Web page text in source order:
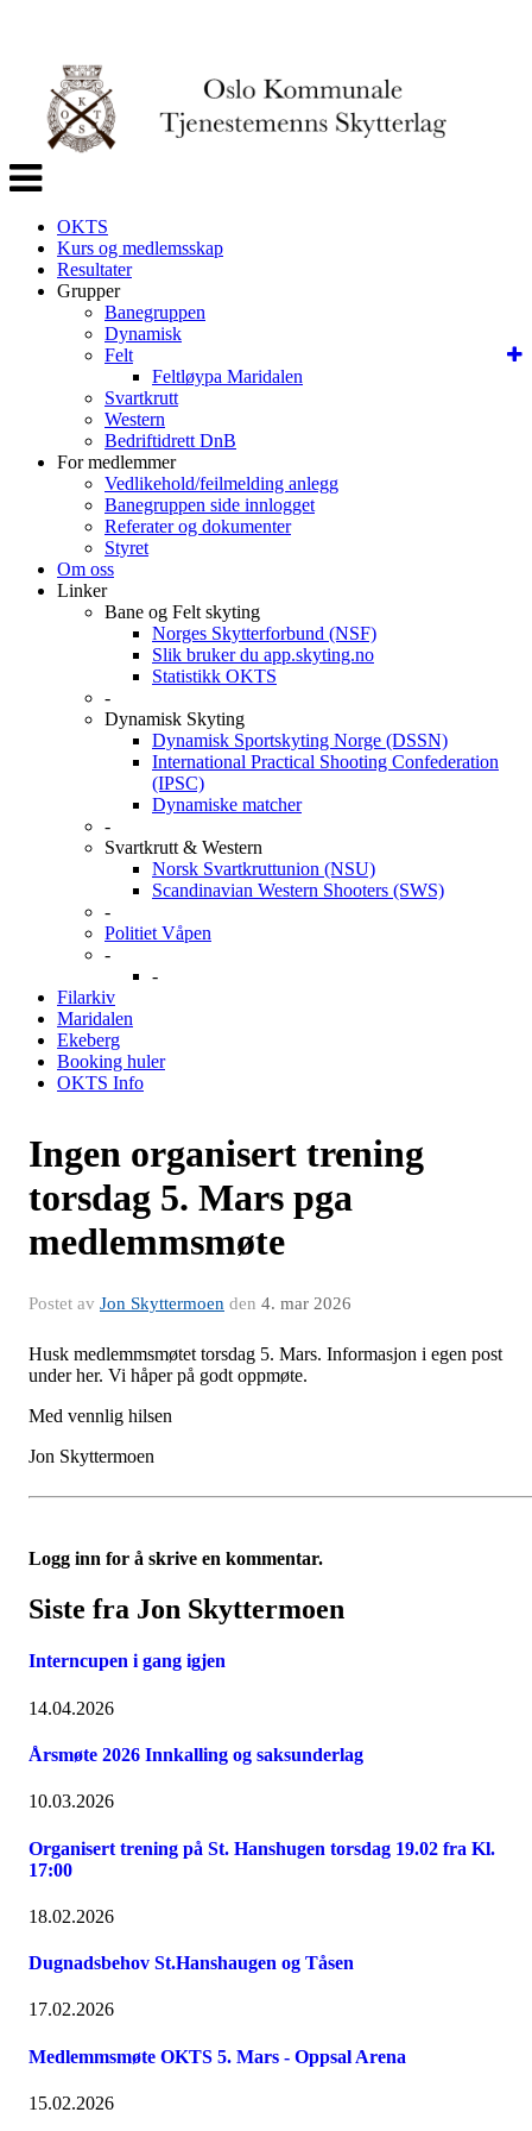
Veksle
navigasjon
OKTS
Kurs og medlemsskap
Resultater
Grupper
Banegruppen
Dynamisk
Felt
Feltløypa Maridalen
Svartkrutt
Western
Bedriftidrett DnB
For medlemmer
Vedlikehold/feilmelding anlegg
Banegruppen side innlogget
Referater og dokumenter
Styret
Om oss
Linker
Bane og Felt skyting
Norges Skytterforbund (NSF)
Slik bruker du app.skyting.no
Statistikk OKTS
-
Dynamisk Skyting
Dynamisk Sportskyting Norge (DSSN)
International Practical Shooting Confederation
(IPSC)
Dynamiske matcher
-
Svartkrutt & Western
Norsk Svartkruttunion (NSU)
Scandinavian Western Shooters (SWS)
-
Politiet Våpen
-
-
Filarkiv
Maridalen
Ekeberg
Booking huler
OKTS Info
Ingen organisert trening
torsdag 5. Mars pga
medlemmsmøte
Postet av Jon Skyttermoen den 4. mar 2026
Husk medlemmsmøtet torsdag 5. Mars. Informasjon i egen post
under her. Vi håper på godt oppmøte.
Med vennlig hilsen
Jon Skyttermoen
Logg inn for å skrive en kommentar.
Siste fra Jon Skyttermoen
Interncupen i gang igjen
14.04.2026
Årsmøte 2026 Innkalling og saksunderlag
10.03.2026
Organisert trening på St. Hanshugen torsdag 19.02 fra Kl.
17:00
18.02.2026
Dugnadsbehov St.Hanshaugen og Tåsen
17.02.2026
Medlemmsmøte OKTS 5. Mars - Oppsal Arena
15.02.2026